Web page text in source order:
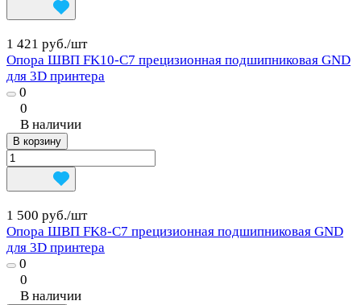
1 421 руб./шт
Опора ШВП FK10-C7 прецизионная подшипниковая GND
для 3D принтера
0
0
В наличии
В корзину
1 500 руб./шт
Опора ШВП FK8-C7 прецизионная подшипниковая GND
для 3D принтера
0
0
В наличии